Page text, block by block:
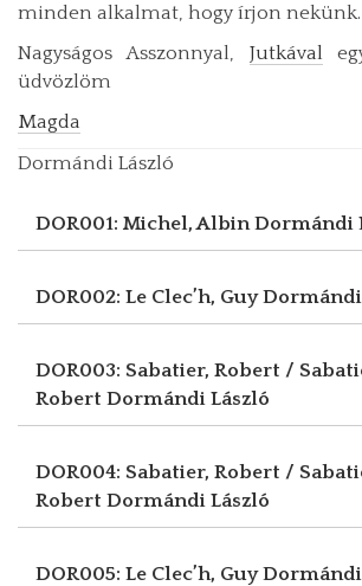
minden alkalmat, hogy írjon nekünk.
Nagyságos Asszonnyal, Jutkával
üdvözlöm
Magda
Dormándi László
DOR001: Michel, AlbinDormándi
DOR002: Le Clec’h, GuyDormándi
DOR003: Sabatier, Robert /
Robert Dormándi László
DOR004: Sabatier, Robert /
Robert Dormándi László
DOR005: Le Clec’h, GuyDormándi